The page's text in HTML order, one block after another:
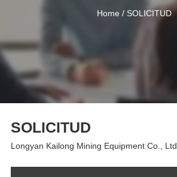
Home / SOLICITUD
SOLICITUD
Longyan Kailong Mining Equipment Co., Ltd.